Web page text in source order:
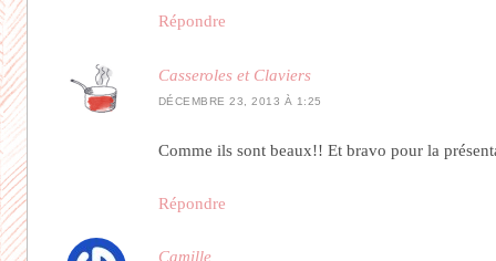
Répondre
Casseroles et Claviers
DÉCEMBRE 23, 2013 À 1:25
Comme ils sont beaux!! Et bravo pour la
Répondre
Camille